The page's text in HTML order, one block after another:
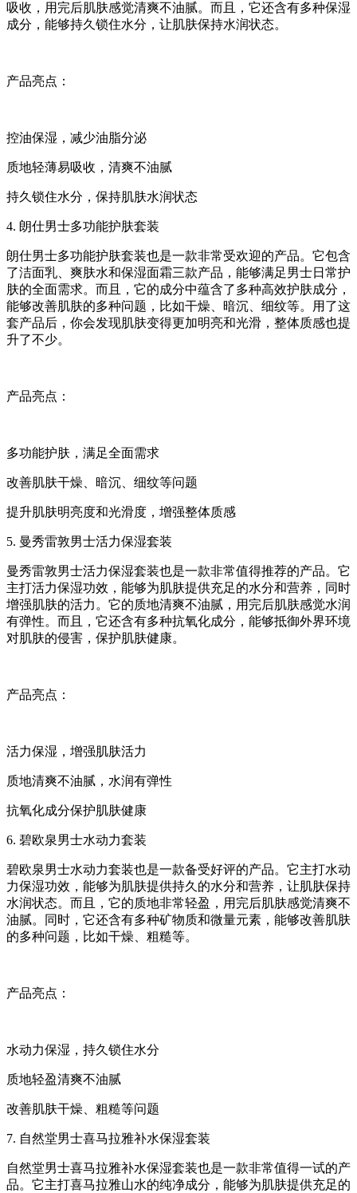
吸收，用完后肌肤感觉清爽不油腻。而且，它还含有多种保湿
成分，能够持久锁住水分，让肌肤保持水润状态。
产品亮点：
控油保湿，减少油脂分泌
质地轻薄易吸收，清爽不油腻
持久锁住水分，保持肌肤水润状态
4. 朗仕男士多功能护肤套装
朗仕男士多功能护肤套装也是一款非常受欢迎的产品。它包含
了洁面乳、爽肤水和保湿面霜三款产品，能够满足男士日常护
肤的全面需求。而且，它的成分中蕴含了多种高效护肤成分，
能够改善肌肤的多种问题，比如干燥、暗沉、细纹等。用了这
套产品后，你会发现肌肤变得更加明亮和光滑，整体质感也提
升了不少。
产品亮点：
多功能护肤，满足全面需求
改善肌肤干燥、暗沉、细纹等问题
提升肌肤明亮度和光滑度，增强整体质感
5. 曼秀雷敦男士活力保湿套装
曼秀雷敦男士活力保湿套装也是一款非常值得推荐的产品。它
主打活力保湿功效，能够为肌肤提供充足的水分和营养，同时
增强肌肤的活力。它的质地清爽不油腻，用完后肌肤感觉水润
有弹性。而且，它还含有多种抗氧化成分，能够抵御外界环境
对肌肤的侵害，保护肌肤健康。
产品亮点：
活力保湿，增强肌肤活力
质地清爽不油腻，水润有弹性
抗氧化成分保护肌肤健康
6. 碧欧泉男士水动力套装
碧欧泉男士水动力套装也是一款备受好评的产品。它主打水动
力保湿功效，能够为肌肤提供持久的水分和营养，让肌肤保持
水润状态。而且，它的质地非常轻盈，用完后肌肤感觉清爽不
油腻。同时，它还含有多种矿物质和微量元素，能够改善肌肤
的多种问题，比如干燥、粗糙等。
产品亮点：
水动力保湿，持久锁住水分
质地轻盈清爽不油腻
改善肌肤干燥、粗糙等问题
7. 自然堂男士喜马拉雅补水保湿套装
自然堂男士喜马拉雅补水保湿套装也是一款非常值得一试的产
品。它主打喜马拉雅山水的纯净成分，能够为肌肤提供充足的